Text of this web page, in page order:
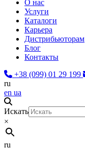
О нас
Услуги
Каталоги
Карьера
Дистрибьюторам
Блог
Контакты
+38 (099) 01 29 199
ru
en ua
Искать
×
ru